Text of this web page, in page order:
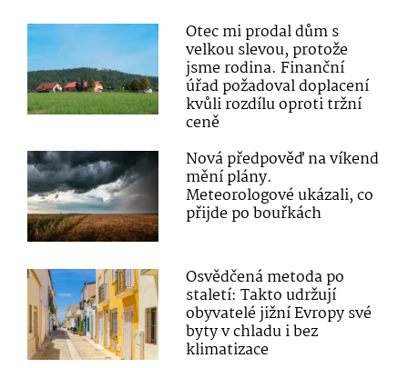
Otec mi prodal dům s
velkou slevou, protože
jsme rodina. Finanční
úřad požadoval doplacení
kvůli rozdílu oproti tržní
ceně
Nová předpověď na víkend
mění plány.
Meteorologové ukázali, co
přijde po bouřkách
Osvědčená metoda po
staletí: Takto udržují
obyvatelé jižní Evropy své
byty v chladu i bez
klimatizace